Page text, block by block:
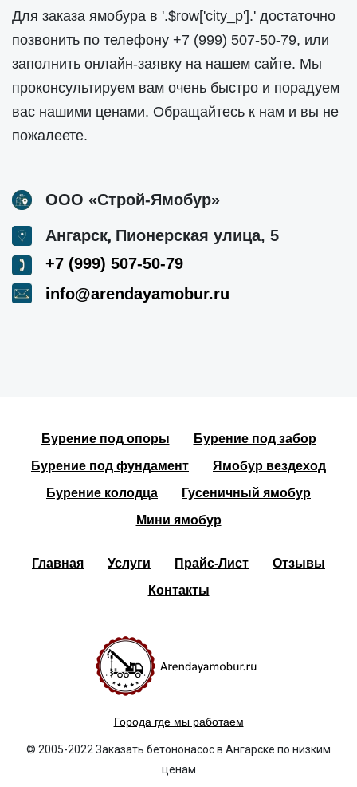
Для заказа ямобура в '.$row['city_p'].' достаточно
позвонить по телефону +7 (999) 507-50-79, или
заполнить онлайн-заявку на нашем сайте. Мы
проконсультируем вам очень быстро и порадуем
вас нашими ценами. Обращайтесь к нам и вы не
пожалеете.
ООО «Строй-Ямобур»
Ангарск, Пионерская улица, 5
+7 (999) 507-50-79
info@arendayamobur.ru
Бурение под опоры
Бурение под забор
Бурение под фундамент
Ямобур вездеход
Бурение колодца
Гусеничный ямобур
Мини ямобур
Главная Услуги Прайс-Лист
Отзывы
Контакты
Города где мы работаем
© 2005-2022 Заказать бетононасос в Ангарске по низким
ценам